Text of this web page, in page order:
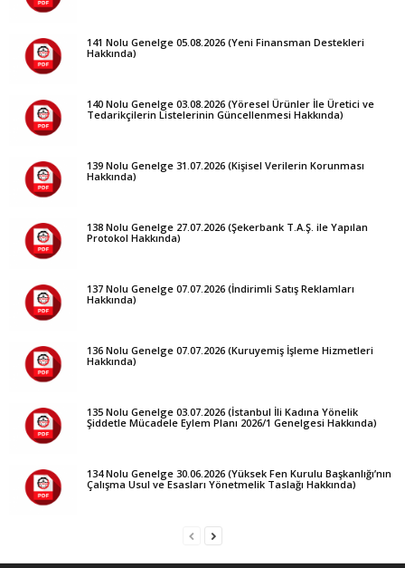
141 Nolu Genelge 05.08.2026 (Yeni Finansman Destekleri
Hakkında)
140 Nolu Genelge 03.08.2026 (Yöresel Ürünler İle Üretici ve
Tedarikçilerin Listelerinin Güncellenmesi Hakkında)
139 Nolu Genelge 31.07.2026 (Kişisel Verilerin Korunması
Hakkında)
138 Nolu Genelge 27.07.2026 (Şekerbank T.A.Ş. ile Yapılan
Protokol Hakkında)
137 Nolu Genelge 07.07.2026 (İndirimli Satış Reklamları
Hakkında)
136 Nolu Genelge 07.07.2026 (Kuruyemiş İşleme Hizmetleri
Hakkında)
135 Nolu Genelge 03.07.2026 (İstanbul İli Kadına Yönelik
Şiddetle Mücadele Eylem Planı 2026/1 Genelgesi Hakkında)
134 Nolu Genelge 30.06.2026 (Yüksek Fen Kurulu Başkanlığı’nın
Çalışma Usul ve Esasları Yönetmelik Taslağı Hakkında)